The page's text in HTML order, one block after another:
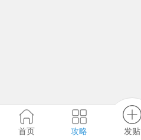
首页 攻略 发贴